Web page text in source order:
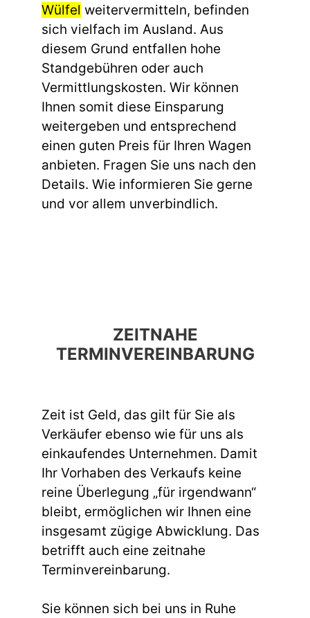
Wülfel weitervermitteln, befinden
sich vielfach im Ausland. Aus
diesem Grund entfallen hohe
Standgebühren oder auch
Vermittlungskosten. Wir können
Ihnen somit diese Einsparung
weitergeben und entsprechend
einen guten Preis für Ihren Wagen
anbieten. Fragen Sie uns nach den
Details. Wie informieren Sie gerne
und vor allem unverbindlich.
ZEITNAHE
TERMINVEREINBARUNG
Zeit ist Geld, das gilt für Sie als
Verkäufer ebenso wie für uns als
einkaufendes Unternehmen. Damit
Ihr Vorhaben des Verkaufs keine
reine Überlegung „für irgendwann“
bleibt, ermöglichen wir Ihnen eine
insgesamt zügige Abwicklung. Das
betrifft auch eine zeitnahe
Terminvereinbarung.
Sie können sich bei uns in Ruhe